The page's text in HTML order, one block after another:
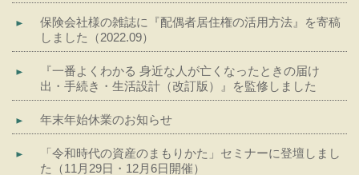
保険会社様の雑誌に『配偶者居住権の活用方法』を寄稿
しました（2022.09）
『一番よくわかる 身近な人が亡くなったときの届け
出・手続き・生活設計（改訂版）』を監修しました
年末年始休業のお知らせ
「令和時代の資産のまもりかた」セミナーに登壇しまし
た（11月29日・12月6日開催）